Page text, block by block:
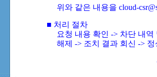
위와 같은 내용을 cloud-
■ 처리 절차
요청 내용 확인 -> 차단 내
해제 -> 조치 결과 회신 ->